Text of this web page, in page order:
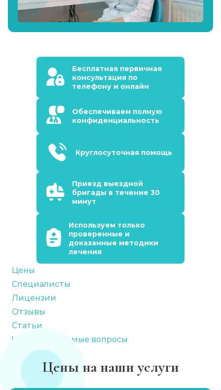
Бесплатная первичная
консультация по
телефону и онлайн
Обеспечиваем полную
конфиденциальность
Круглосуточная помощь
Приезд выездной
бригады в течение 30
минут
Используем только
проверенные и
доказанные методики
лечения
Цены
Специалисты
Лицензии
Отзывы
Статьи
Часто задаваемые вопросы
Цены на наши услуги